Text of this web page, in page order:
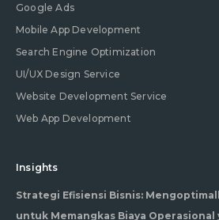
Google Ads
Mobile App Development
Search Engine Optimization
UI/UX Design Service
Website Development Service
Web App Development
Insights
Strategi Efisiensi Bisnis:
untuk Memangkas Biaya Operasional